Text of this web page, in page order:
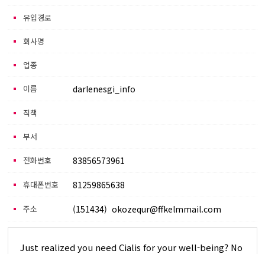
유입경로
회사명
업종
이름 darlenesgi_info
직책
부서
전화번호 83856573961
휴대폰번호 81259865638
주소 (151434) okozequr@ffkelmmail.com
Just realized you need Cialis for your well-being? No